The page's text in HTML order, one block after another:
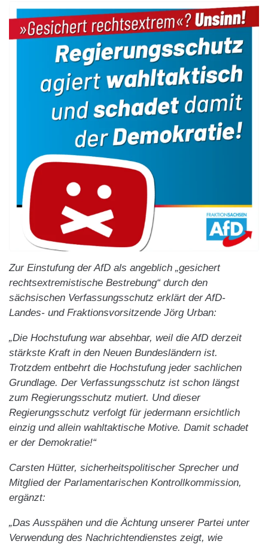
Zur Einstufung der AfD als angeblich „gesichert
rechtsextremistische Bestrebung“ durch den
sächsischen Verfassungsschutz erklärt der AfD-
Landes- und Fraktionsvorsitzende Jörg Urban:
„Die Hochstufung war absehbar, weil die AfD derzeit
stärkste Kraft in den Neuen Bundesländern ist.
Trotzdem entbehrt die Hochstufung jeder sachlichen
Grundlage. Der Verfassungsschutz ist schon längst
zum Regierungsschutz mutiert. Und dieser
Regierungsschutz verfolgt für jedermann ersichtlich
einzig und allein wahltaktische Motive. Damit schadet
er der Demokratie!“
Carsten Hütter, sicherheitspolitischer Sprecher und
Mitglied der Parlamentarischen Kontrollkommission,
ergänzt:
„Das Ausspähen und die Ächtung unserer Partei unter
Verwendung des Nachrichtendienstes zeigt, wie